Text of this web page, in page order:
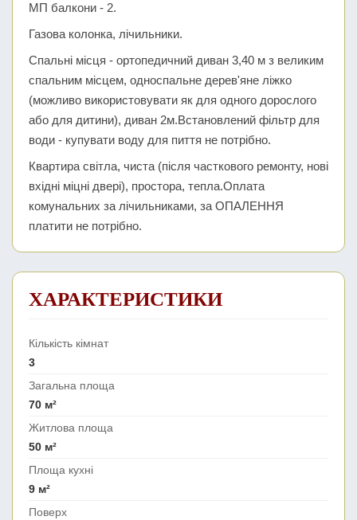
МП балкони - 2.
Газова колонка, лічильники.
Спальні місця - ортопедичний диван 3,40 м з великим
спальним місцем, односпальне дерев'яне ліжко
(можливо використовувати як для одного дорослого
або для дитини), диван 2м.Встановлений фільтр для
води - купувати воду для пиття не потрібно.
Квартира світла, чиста (після часткового ремонту, нові
вхідні міцні двері), простора, тепла.Оплата
комунальних за лічильниками, за ОПАЛЕННЯ
платити не потрібно.
ХАРАКТЕРИСТИКИ
Кількість кімнат
3
Загальна площа
70 м²
Житлова площа
50 м²
Площа кухні
9 м²
Поверх